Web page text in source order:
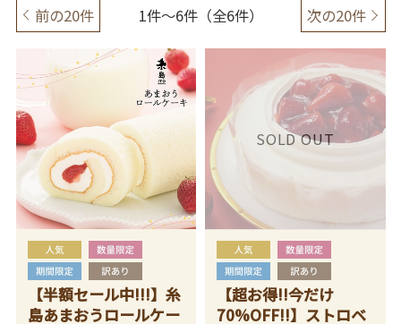
前の20件 1件～6件（全6件） 次の20件
【半額セール中!!!】糸
島あまおうロールケー
SOLD OUT
【超お得!!今だけ
70%OFF!!】ストロベ